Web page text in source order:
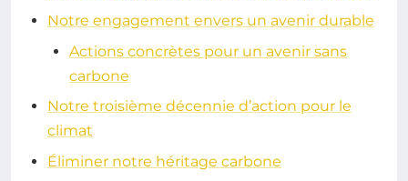
Notre engagement envers un avenir durable
Actions concrètes pour un avenir sans
carbone
Notre troisième décennie d’action pour le
climat
Éliminer notre héritage carbone